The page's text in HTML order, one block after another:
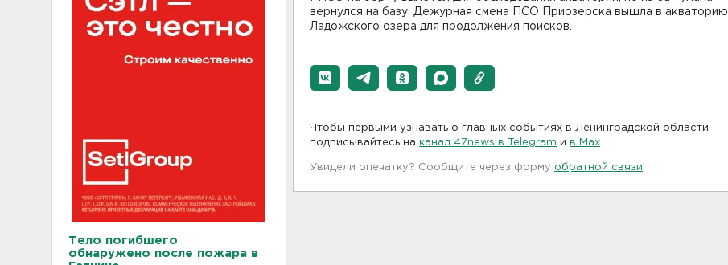
Тело погибшего
обнаружено после пожара в
вернулся на базу. Дежурная смена ПСО Приозерска вышла в акваторию
Ладожского озера для продолжения поисков.
Чтобы первыми узнавать о главных событиях в Ленинградской области -
подписывайтесь на канал 47news в Telegram и в Maх
Увидели опечатку? Сообщите через форму обратной связи